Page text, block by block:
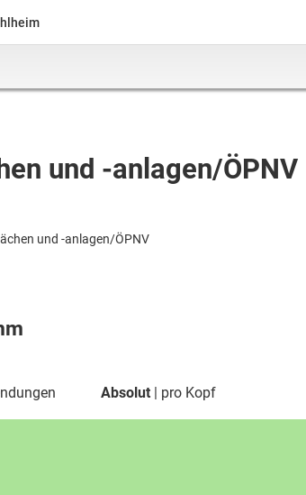
und -anlagen/ÖPNV
und -anlagen/ÖPNV
Absolut pro Kopf